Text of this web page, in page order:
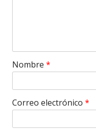
Nombre *
Correo electrónico *